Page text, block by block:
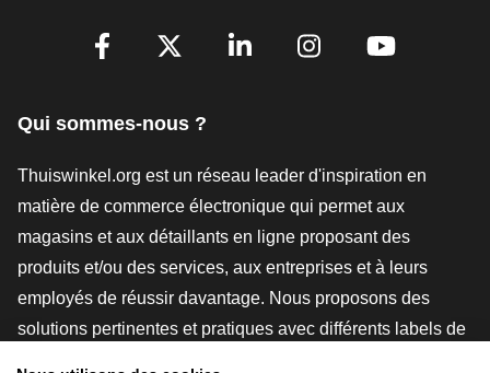
[_General:SocialMediaTitle]
Qui sommes-nous ?
Thuiswinkel.org est un réseau leader d'inspiration en
matière de commerce électronique qui permet aux
magasins et aux détaillants en ligne proposant des
produits et/ou des services, aux entreprises et à leurs
employés de réussir davantage. Nous proposons des
solutions pertinentes et pratiques avec différents labels de